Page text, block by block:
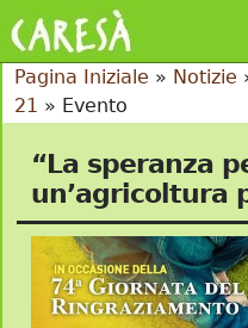
Pagina Iniziale » Notizie
21 » Evento
“La speranza
un’agricoltura